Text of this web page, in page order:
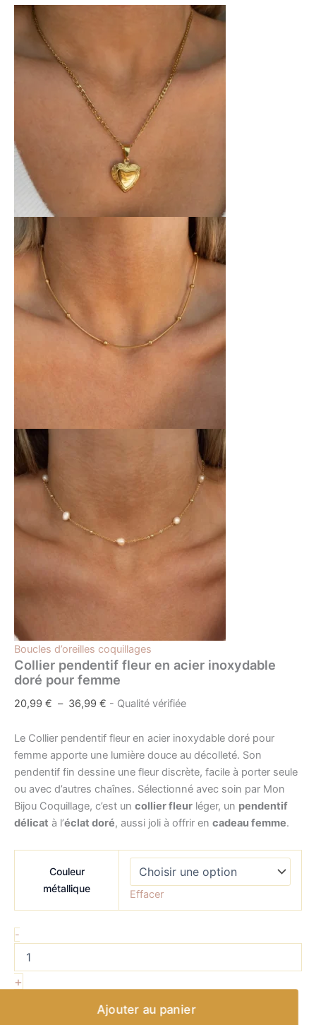
Boucles d’oreilles coquillages
Collier pendentif fleur en acier inoxydable
doré pour femme
20,99 € – 36,99 € - Qualité vérifiée
Le Collier pendentif fleur en acier inoxydable doré pour
femme apporte une lumière douce au décolleté. Son
pendentif fin dessine une fleur discrète, facile à porter seule
ou avec d’autres chaînes. Sélectionné avec soin par Mon
Bijou Coquillage, c’est un collier fleur léger, un pendentif
délicat à l’éclat doré, aussi joli à offrir en cadeau femme.
Couleur
métallique
Effacer
-
+
Ajouter au panier